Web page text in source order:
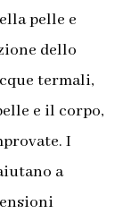
pelle e
dello
termali,
e il corpo,
I
a